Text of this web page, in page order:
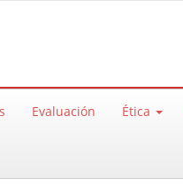
Evaluación Ética